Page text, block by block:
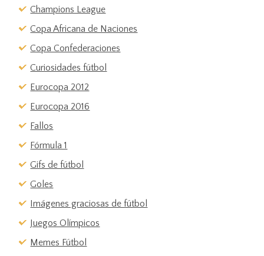
Champions League
Copa Africana de Naciones
Copa Confederaciones
Curiosidades fútbol
Eurocopa 2012
Eurocopa 2016
Fallos
Fórmula 1
Gifs de fútbol
Goles
Imágenes graciosas de fútbol
Juegos Olímpicos
Memes Fútbol